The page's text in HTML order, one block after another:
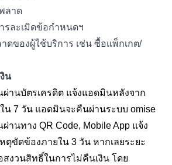
ลาด
รละเมิดข้อกำหนดฯ
ดของผู้ใช้บริการ เช่น ซื้อแพ็กเกต/
น
านบัตรเครดิต แจ้งแอดมินหลังจาก
น 7 วัน แอดมินจะคืนผ่านระบบ omise
ผ่านทาง QR Code, Mobile App แจ้ง
ตุขัดข้องภายใน 3 วัน หากเลยระยะ
งวนสิทธิ์ในการไม่คืนเงิน โดย